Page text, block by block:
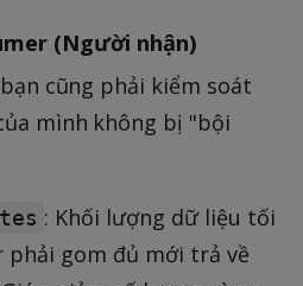
(Người nhận)
cũng phải kiểm soát
mình không bị "bội
: Khối lượng dữ liệu tối
phải gom đủ mới trả về